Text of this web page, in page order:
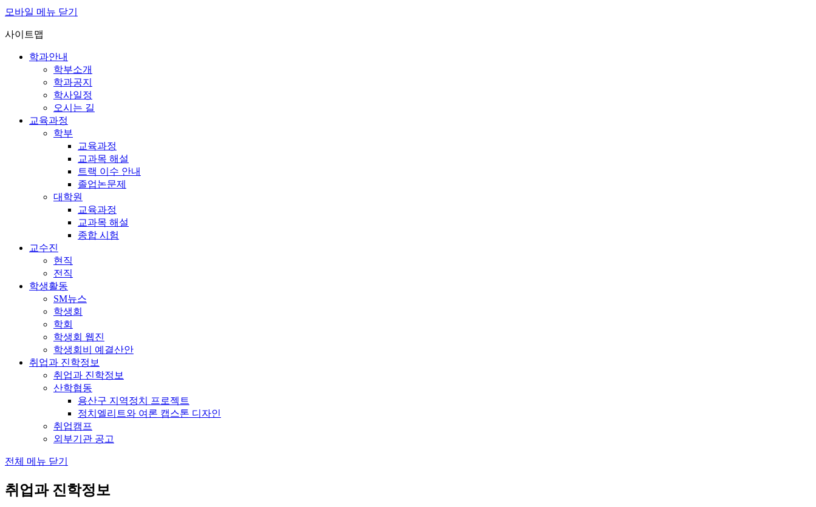
모바일 메뉴 닫기
사이트맵
학과안내
학부소개
학과공지
학사일정
오시는 길
교육과정
학부
교육과정
교과목 해설
트랙 이수 안내
졸업논문제
대학원
교육과정
교과목 해설
종합 시험
교수진
현직
전직
학생활동
SM뉴스
학생회
학회
학생회 웹진
학생회비 예결산안
취업과 진학정보
취업과 진학정보
산학협동
용산구 지역정치 프로젝트
정치엘리트와 여론 캡스톤 디자인
취업캠프
외부기관 공고
전체 메뉴 닫기
취업과 진학정보